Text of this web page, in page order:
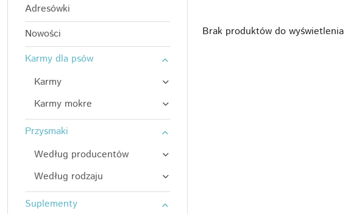
Adresówki
Nowości
Karmy dla psów
Karmy
Karmy mokre
Przysmaki
Według producentów
Według rodzaju
Suplementy
Brak produktów do wyświetlenia